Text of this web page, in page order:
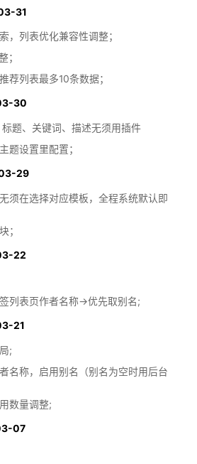
31
，列表优化兼容性调整；
；
荐列表最多10条数据；
30
题、关键词、描述无须用插件
题设置里配置；
29
须在选择对应模板，全程系统默认即
；
22
列表页作者名称->优先取别名;
21
;
名称，启用别名（别名为空时用后台
数量调整;
07